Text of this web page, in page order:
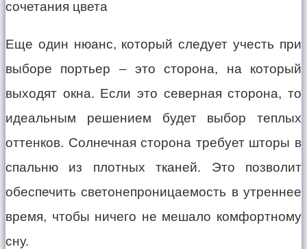
Еще один нюанс, который следует учесть при
выборе портьер – это сторона, на который
выходят окна. Если это северная сторона, то
идеальным решением будет выбор теплых
оттенков. Солнечная сторона требует шторы в
спальню из плотных тканей. Это позволит
обеспечить светонепроницаемость в утреннее
время, чтобы ничего не мешало комфортному
сну.